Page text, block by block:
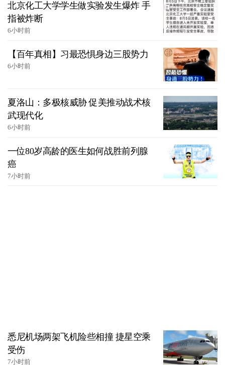
北京化工大学学生做实验发生爆炸 手
指被炸断
6小时前
【百年真相】习最恐惧身边三股势力
6小时前
夏洛山：多极核威胁 促美推动战术核
武现代化
6小时前
一位80岁高龄的医生如何战胜前列腺
癌
7小时前
悉尼机场两架飞机险些相撞 捷星空乘
受伤
7小时前